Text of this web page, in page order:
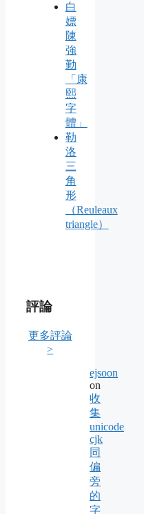
白
嫖
陳
強
勤
「康
熙
字
體」
勒
洛
三
角
形
（Reuleaux
triangle）
評論
更多評論
>
ejsoon
on
收
集
unicode
cjk
同
偏
旁
的
字